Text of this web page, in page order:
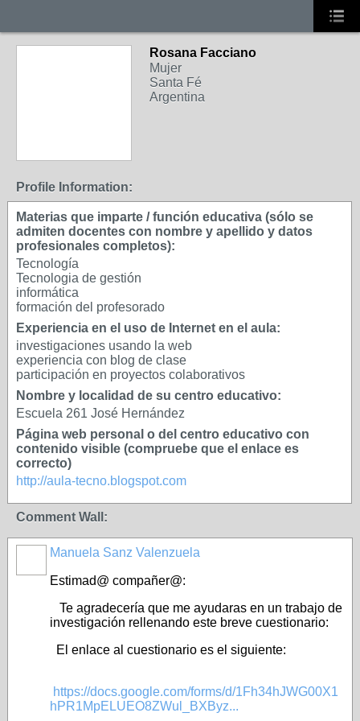
Rosana Facciano
Mujer
Santa Fé
Argentina
Profile Information:
Materias que imparte / función educativa (sólo se
admiten docentes con nombre y apellido y datos
profesionales completos):
Tecnología
Tecnologia de gestión
informática
formación del profesorado
Experiencia en el uso de Internet en el aula:
investigaciones usando la web
experiencia con blog de clase
participación en proyectos colaborativos
Nombre y localidad de su centro educativo:
Escuela 261 José Hernández
Página web personal o del centro educativo con
contenido visible (compruebe que el enlace es
correcto)
http://aula-tecno.blogspot.com
Comment Wall:
Manuela Sanz Valenzuela
Estimad@ compañer@:
Te agradecería que me ayudaras en un trabajo de
investigación rellenando este breve cuestionario:
El enlace al cuestionario es el siguiente:
https://docs.google.com/forms/d/1Fh34hJWG00X1
hPR1MpELUEO8ZWul_BXByz...